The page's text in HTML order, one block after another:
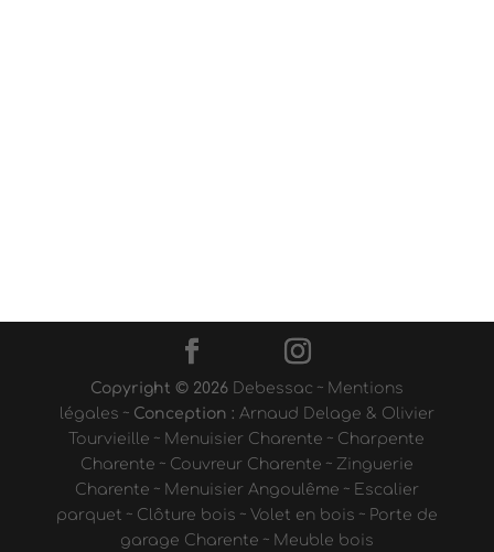
Copyright © 2026 Debessac ~ Mentions
légales ~ Conception : Arnaud Delage & Olivier
Tourvieille ~ Menuisier Charente ~ Charpente
Charente ~ Couvreur Charente ~ Zinguerie
Charente ~ Menuisier Angoulême ~ Escalier
parquet ~ Clôture bois ~ Volet en bois ~ Porte de
garage Charente ~ Meuble bois